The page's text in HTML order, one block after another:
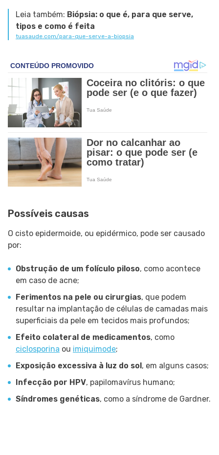
Leia também: Biópsia: o que é, para que serve,
tipos e como é feita
tuasaude.com/para-que-serve-a-biopsia
Possíveis causas
O cisto epidermoide, ou epidérmico, pode ser causado
por:
Obstrução de um folículo piloso, como acontece
em caso de acne;
Ferimentos na pele ou cirurgias, que podem
resultar na implantação de células de camadas mais
superficiais da pele em tecidos mais profundos;
Efeito colateral de medicamentos, como
ciclosporina ou imiquimode;
Exposição excessiva à luz do sol , em alguns casos;
Infecção por HPV, papilomavírus humano;
Síndromes genéticas, como a síndrome de Gardner.